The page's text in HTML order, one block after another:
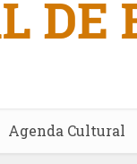
Agenda Cultural